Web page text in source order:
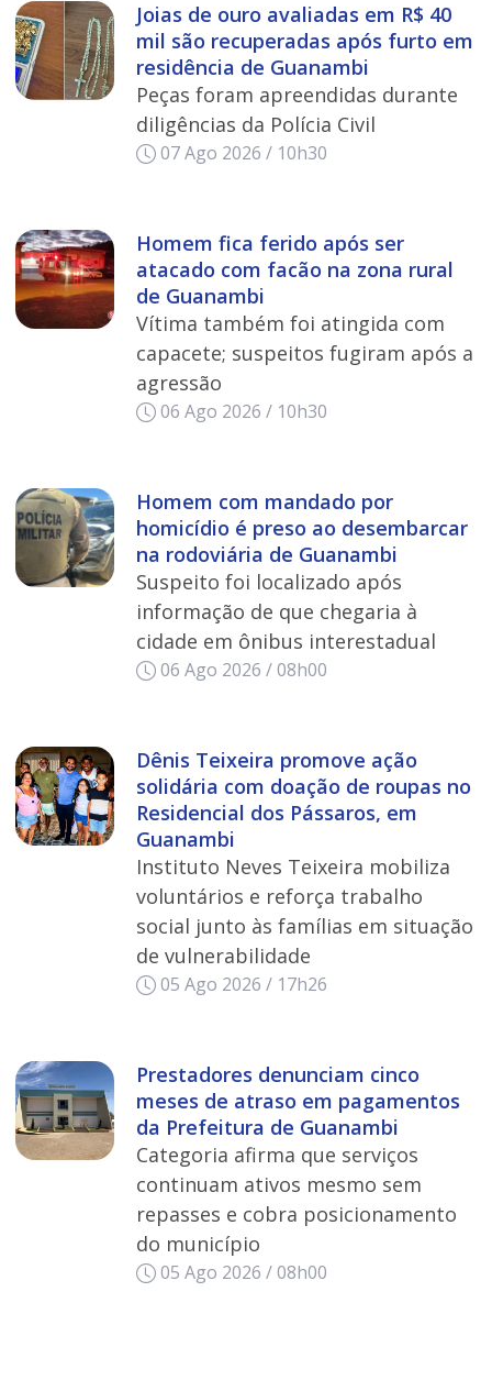
Joias de ouro avaliadas em R$ 40
mil são recuperadas após furto em
residência de Guanambi
Peças foram apreendidas durante
diligências da Polícia Civil
07 Ago 2026 / 10h30
Homem fica ferido após ser
atacado com facão na zona rural
de Guanambi
Vítima também foi atingida com
capacete; suspeitos fugiram após a
agressão
06 Ago 2026 / 10h30
Homem com mandado por
homicídio é preso ao desembarcar
na rodoviária de Guanambi
Suspeito foi localizado após
informação de que chegaria à
cidade em ônibus interestadual
06 Ago 2026 / 08h00
Dênis Teixeira promove ação
solidária com doação de roupas no
Residencial dos Pássaros, em
Guanambi
Instituto Neves Teixeira mobiliza
voluntários e reforça trabalho
social junto às famílias em situação
de vulnerabilidade
05 Ago 2026 / 17h26
Prestadores denunciam cinco
meses de atraso em pagamentos
da Prefeitura de Guanambi
Categoria afirma que serviços
continuam ativos mesmo sem
repasses e cobra posicionamento
do município
05 Ago 2026 / 08h00